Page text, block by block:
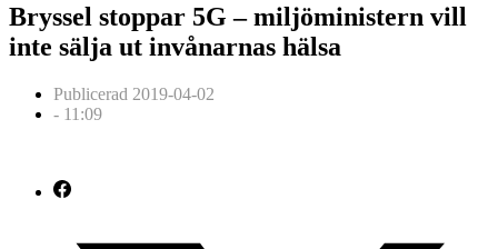
Bryssel stoppar 5G – miljöministern vill
inte sälja ut invånarnas hälsa
Publicerad 2019-04-02
- 11:09